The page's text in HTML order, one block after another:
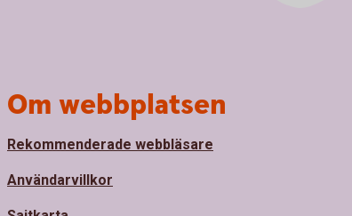
Om webbplatsen
Rekommenderade webbläsare
Användarvillkor